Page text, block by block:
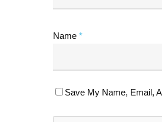
Name *
Save My Name, Email,